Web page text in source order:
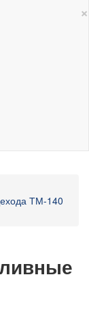
×
ТМ-140